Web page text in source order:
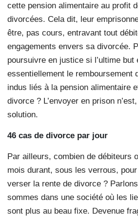
cette pension alimentaire au profit
divorcées. Cela dit, leur
être, pas cours, entravant tout
engagements envers sa divorcée.
poursuivre en justice si l’ultime but
essentiellement le remboursement
indus liés à la pension alimentaire
divorce ? L’envoyer en prison
solution.
46 cas de divorce par jour
Par ailleurs, combien de débiteurs
mois durant, sous les verrous, pour
verser la rente de divorce ?
sommes dans une société où les
sont plus au beau fixe. Devenue